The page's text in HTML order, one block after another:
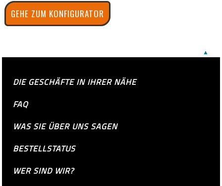
GEHE ZUM KONFIGURATOR
▲
DIE GESCHÄFTE IN IHRER NÄHE
FAQ
WAS SIE ÜBER UNS SAGEN
BESTELLSTATUS
WER SIND WIR?